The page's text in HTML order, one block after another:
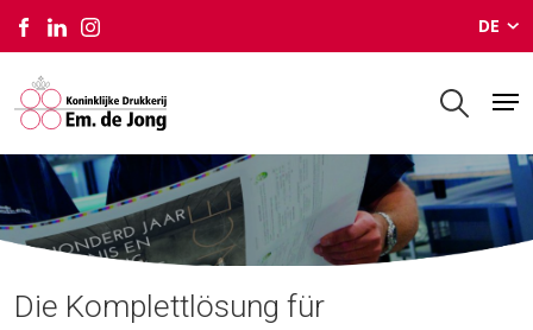
DE
Druckereien
Die Komplettlösung für